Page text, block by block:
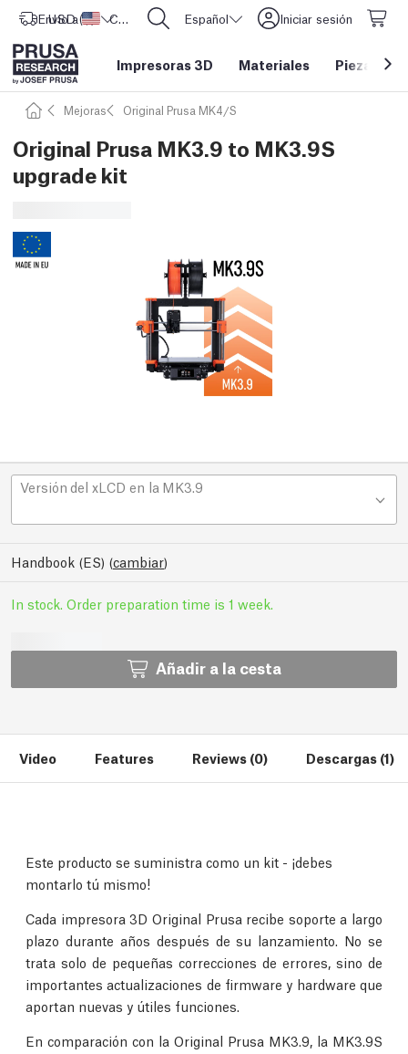
Envío a Estados Unidos
USD ($) CORE One L: ¡Ya disponible! Español Iniciar sesión
Impresoras 3D Materiales Piezas y
Mejoras Original Prusa MK4/S
Original Prusa MK3.9 to MK3.9S
upgrade kit
Versión del xLCD en la MK3.9
Handbook (ES) (cambiar)
In stock. Order preparation time is 1 week.
Añadir a la cesta
Video Features Reviews (0) Descargas (1)
Este producto se suministra como un kit - ¡debes
montarlo tú mismo!
Cada impresora 3D Original Prusa recibe soporte a largo
plazo durante años después de su lanzamiento. No se
trata solo de pequeñas correcciones de errores, sino de
importantes actualizaciones de firmware y hardware que
aportan nuevas y útiles funciones.
En comparación con la Original Prusa MK3.9, la MK3.9S